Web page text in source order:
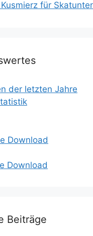
für
der letzten Jahre
Download
Download
Beiträge